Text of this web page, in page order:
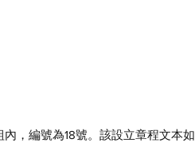
，編號為18號。該設立章程文本如